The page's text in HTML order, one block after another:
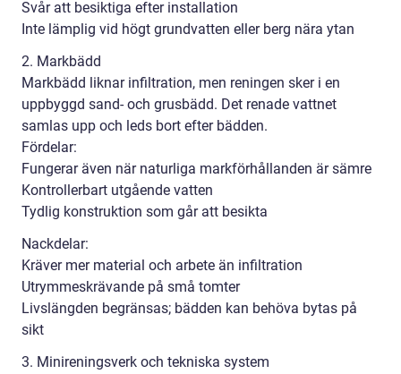
Svår att besiktiga efter installation
Inte lämplig vid högt grundvatten eller berg nära ytan
2. Markbädd
Markbädd liknar infiltration, men reningen sker i en
uppbyggd sand- och grusbädd. Det renade vattnet
samlas upp och leds bort efter bädden.
Fördelar:
Fungerar även när naturliga markförhållanden är sämre
Kontrollerbart utgående vatten
Tydlig konstruktion som går att besikta
Nackdelar:
Kräver mer material och arbete än infiltration
Utrymmeskrävande på små tomter
Livslängden begränsas; bädden kan behöva bytas på
sikt
3. Minireningsverk och tekniska system